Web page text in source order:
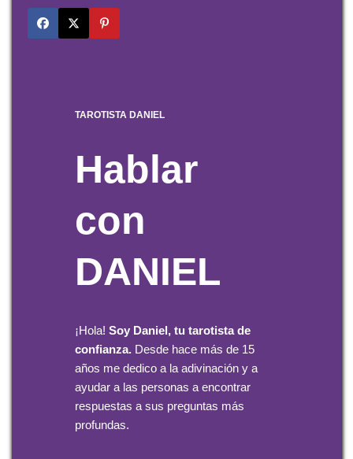
TAROTISTA DANIEL
Hablar
con
DANIEL
¡Hola! Soy Daniel, tu tarotista de
confianza. Desde hace más de 15
años me dedico a la adivinación y a
ayudar a las personas a encontrar
respuestas a sus preguntas más
profundas.